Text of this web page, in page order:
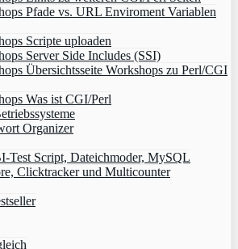
Pfade vs. URL Enviroment Variablen
Scripte uploaden
Server Side Includes (SSI)
Übersichtsseite Workshops zu Perl/CGI
Was ist CGI/Perl
Organizer
Test Script, Dateichmoder, MySQL
Clicktracker und Multicounter